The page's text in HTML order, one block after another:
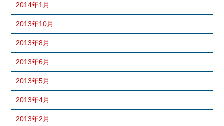
2014年1月
2013年10月
2013年8月
2013年6月
2013年5月
2013年4月
2013年2月